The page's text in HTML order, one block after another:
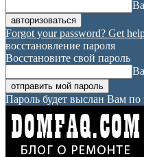
Forgot your password? Get
восстановление пароля
Восстановите свой пароль
Пароль будет выслан Вам по